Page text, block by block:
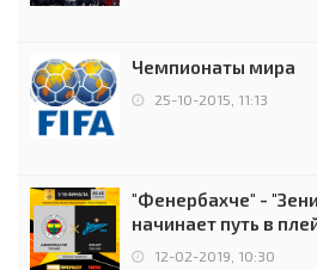
Чемпионаты мира
25-10-2015, 11:13
"Фенербахче" -
начинает путь в
12-02-2019, 10:30